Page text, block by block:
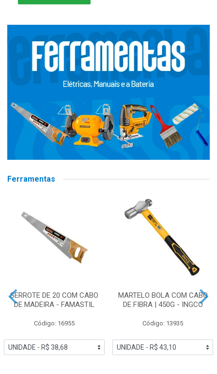
Ferramentas
SERROTE DE 20 COM CABO
DE MADEIRA - FAMASTIL
Código: 16955
MARTELO BOLA COM CABO
DE FIBRA | 450G - INGCO
Código: 13935